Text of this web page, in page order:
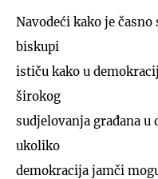
Navodeći kako je
biskupi
ističu kako u
širokog
sudjelovanja građana
ukoliko
demokracija jamči